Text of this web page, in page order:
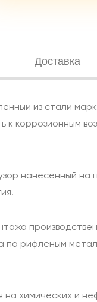
Доставка
из стали
к коррозионным
нанесенный на
рифленым
химических и